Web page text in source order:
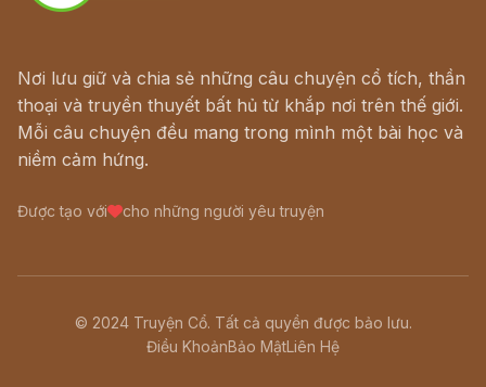
Nơi lưu giữ và chia sẻ những câu chuyện cổ tích, thần
thoại và truyền thuyết bất hủ từ khắp nơi trên thế giới.
Mỗi câu chuyện đều mang trong mình một bài học và
niềm cảm hứng.
Được tạo với cho những người yêu truyện
© 2024 Truyện Cổ. Tất cả quyền được bảo lưu.
Điều KhoảnBảo MậtLiên Hệ